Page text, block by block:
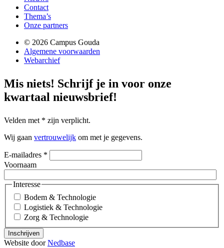
Contact
Thema’s
Onze partners
© 2026 Campus Gouda
Algemene voorwaarden
Webarchief
Mis niets! Schrijf je in voor onze
kwartaal nieuwsbrief!
Velden met * zijn verplicht.
Wij gaan vertrouwelijk om met je gegevens.
E-mailadres *
Voornaam
Interesse
Bodem & Technologie
Logistiek & Technologie
Zorg & Technologie
Inschrijven
Website doorNedbase